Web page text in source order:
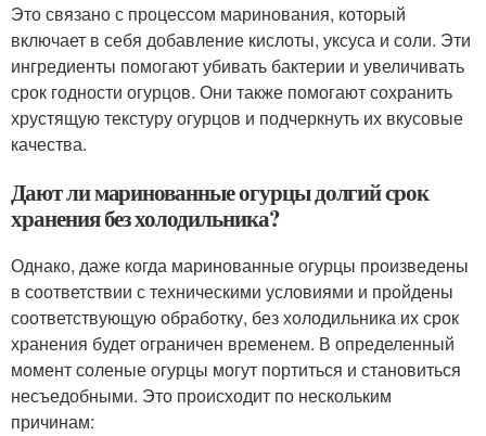
Это связано с процессом маринования, который
включает в себя добавление кислоты, уксуса и соли. Эти
ингредиенты помогают убивать бактерии и увеличивать
срок годности огурцов. Они также помогают сохранить
хрустящую текстуру огурцов и подчеркнуть их вкусовые
качества.
Дают ли маринованные огурцы долгий срок
хранения без холодильника?
Однако, даже когда маринованные огурцы произведены
в соответствии с техническими условиями и пройдены
соответствующую обработку, без холодильника их срок
хранения будет ограничен временем. В определенный
момент соленые огурцы могут портиться и становиться
несъедобными. Это происходит по нескольким
причинам: